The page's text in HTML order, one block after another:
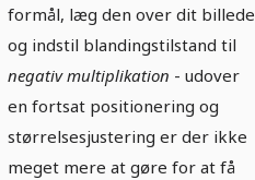
formål, læg den over dit billede
og indstil blandingstilstand til
negativ multiplikation - udover
en fortsat positionering og
størrelsesjustering er der ikke
meget mere at gøre for at få